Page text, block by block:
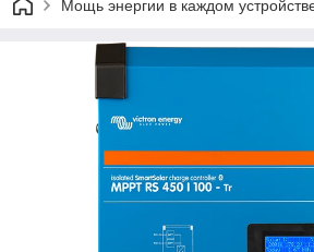
Мощь энергии в каждом